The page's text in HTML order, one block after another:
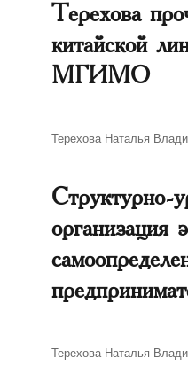
Терехова
китайской
МГИМО
Автор
Терехова Наталья
Структурно-
организация
Автор
Терехова Наталья